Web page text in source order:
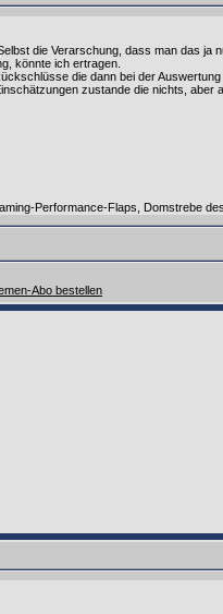
die Verarschung, dass man das ja
könnte ich ertragen.
die dann bei der
zustande die nichts, aber
Performance-Flaps, Domstrebe
Abo bestellen